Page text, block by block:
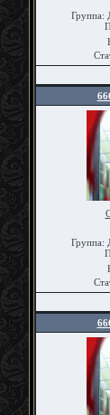
Группа:
Группа: